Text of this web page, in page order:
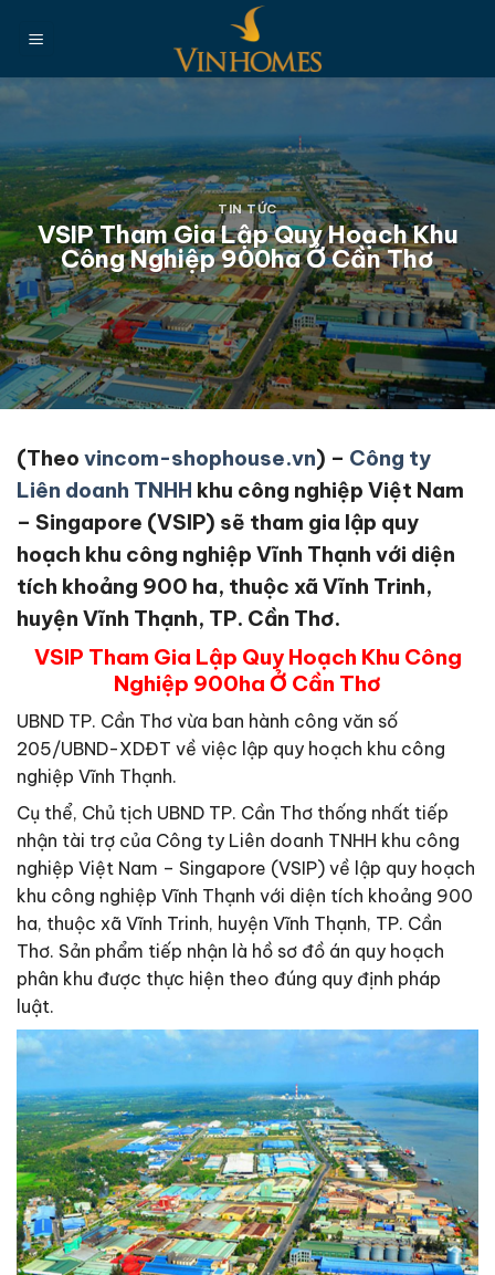
đến
TIN TỨC
VSIP Tham Gia Lập Quy Hoạch Khu
Công Nghiệp 900ha Ở Cần Thơ
(Theo vincom-shophouse.vn) – Công ty
Liên doanh TNHH khu công nghiệp Việt Nam
– Singapore (VSIP) sẽ tham gia lập quy
hoạch khu công nghiệp Vĩnh Thạnh với diện
tích khoảng 900 ha, thuộc xã Vĩnh Trinh,
huyện Vĩnh Thạnh, TP. Cần Thơ.
VSIP Tham Gia Lập Quy Hoạch Khu Công
Nghiệp 900ha Ở Cần Thơ
UBND TP. Cần Thơ vừa ban hành công văn số
205/UBND-XDĐT về việc lập quy hoạch khu công
nghiệp Vĩnh Thạnh.
Cụ thể, Chủ tịch UBND TP. Cần Thơ thống nhất tiếp
nhận tài trợ của Công ty Liên doanh TNHH khu công
nghiệp Việt Nam – Singapore (VSIP) về lập quy hoạch
khu công nghiệp Vĩnh Thạnh với diện tích khoảng 900
ha, thuộc xã Vĩnh Trinh, huyện Vĩnh Thạnh, TP. Cần
Thơ. Sản phẩm tiếp nhận là hồ sơ đồ án quy hoạch
phân khu được thực hiện theo đúng quy định pháp
luật.